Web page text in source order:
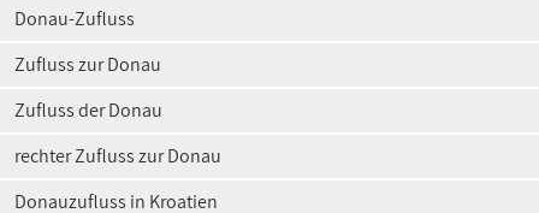
Donau-Zufluss
Zufluss zur Donau
Zufluss der Donau
rechter Zufluss zur Donau
Donauzufluss in Kroatien